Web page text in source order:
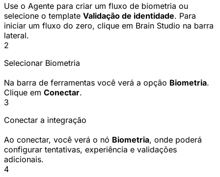
Use o Agente para criar um fluxo de biometria ou
selecione o template Validação de identidade. Para
iniciar um fluxo do zero, clique em Brain Studio na barra
lateral.
2
Selecionar Biometria
Na barra de ferramentas você verá a opção Biometria.
Clique em Conectar.
3
Conectar a integração
Ao conectar, você verá o nó Biometria, onde poderá
configurar tentativas, experiência e validações
adicionais.
4